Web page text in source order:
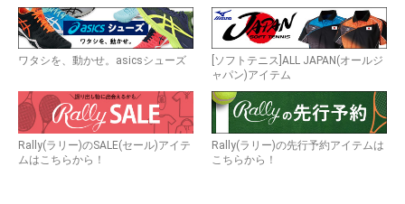
ワタシを、動かせ。asicsシューズ
[ソフトテニス]ALL JAPAN(オールジ
ャパン)アイテム
Rally(ラリー)のSALE(セール)アイテ
ムはこちらから！
Rally(ラリー)の先行予約アイテムは
こちらから！